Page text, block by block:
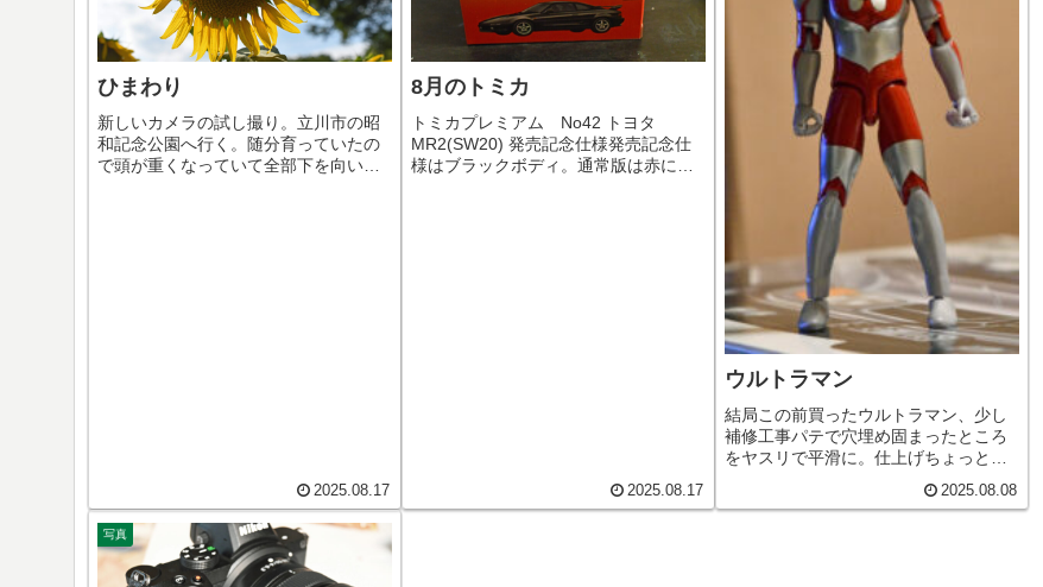
ひまわり
新しいカメラの試し撮り。立川市の昭
和記念公園へ行く。随分育っていたの
で頭が重くなっていて全部下を向いて
2025.08.17
8月のトミカ
トミカプレミアム No42 トヨタ
MR2(SW20) 発売記念仕様発売記念仕
様はブラックボディ。通常版は赤にな
2025.08.17
ウルトラマン
結局この前買ったウルトラマン、少し
補修工事パテで穴埋め固まったところ
をヤスリで平滑に。仕上げちょっと
リルカラーのX7（赤） X32（チタン
2025.08.08
写真